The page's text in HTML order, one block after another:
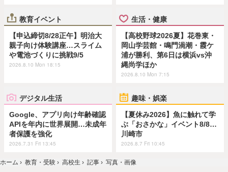
教育イベント
【申込締切8/28正午】明治大
親子向け体験講座…スライム
や電池づくりに挑戦9/5
2026.8.10 Mon 18:15
生活・健康
【高校野球2026夏】花巻東・
岡山学芸館・鳴門渦潮・霞ケ
浦が勝利、第6日は横浜vs沖
縄尚学ほか
2026.8.10 Mon 7:15
デジタル生活
Google、アプリ向け年齢確認
APIを年内に世界展開…未成年
者保護を強化
2026.7.31 Fri 13:45
趣味・娯楽
【夏休み2026】魚に触れて学
ぶ「おさかな」イベント8/8…
川崎市
2026.8.7 Fri 10:45
ホーム › 教育・受験 › 高校生 › 記事 › 写真・画像